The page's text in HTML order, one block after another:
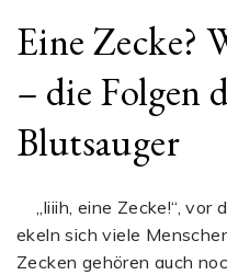
Eine Zecke?
– die Folgen
Blutsauger
„Iiiih, eine Zecke!“, vor
ekeln sich viele
Zecken gehören auch